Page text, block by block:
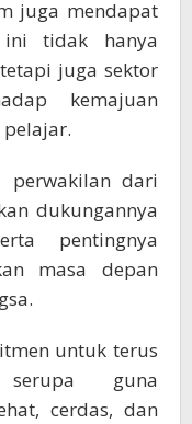
juga mendapat
ini tidak hanya
juga sektor
kemajuan
perwakilan dari
dukungannya
pentingnya
masa depan
untuk terus
serupa guna
cerdas, dan